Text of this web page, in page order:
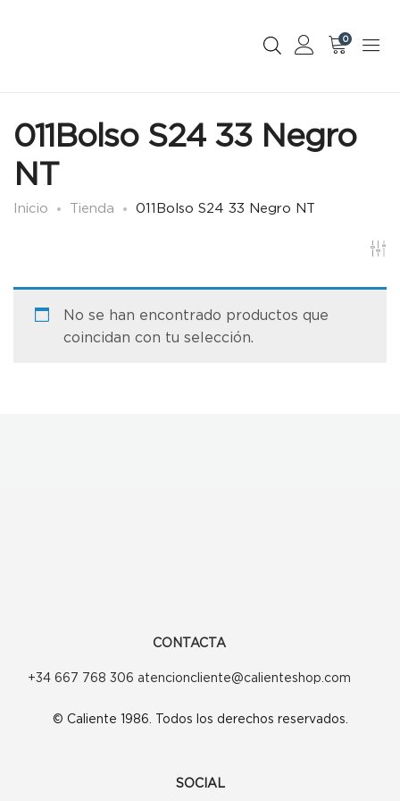
0
011Bolso S24 33 Negro
NT
Inicio Tienda 011Bolso S24 33 Negro NT
No se han encontrado productos que
coincidan con tu selección.
CONTACTA
+34 667 768 306 atencioncliente@calienteshop.com
© Caliente 1986. Todos los derechos reservados.
SOCIAL